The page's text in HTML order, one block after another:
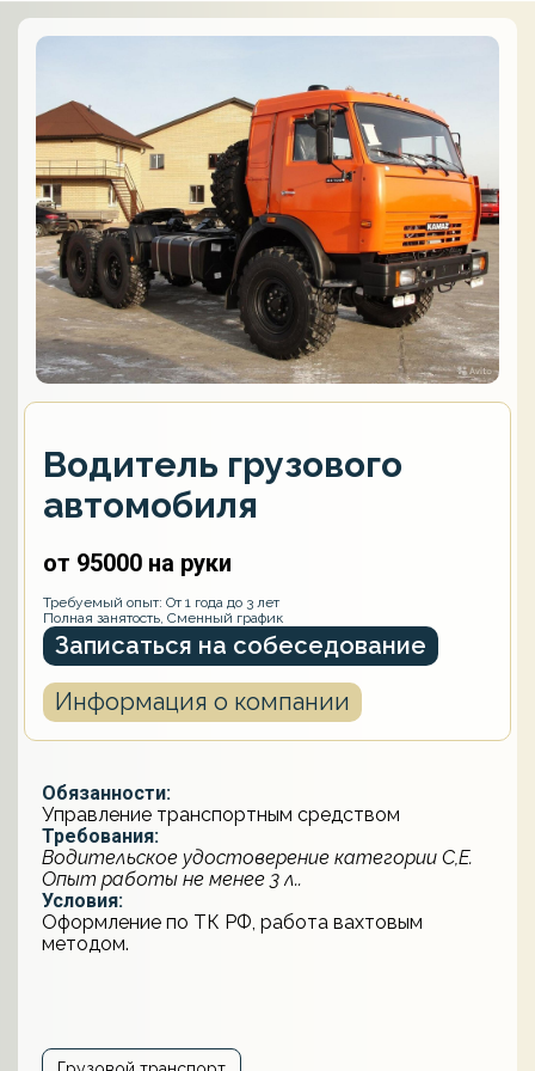
Водитель грузового
автомобиля
от 95000 на руки
Требуемый опыт: От 1 года до 3 лет
Полная занятость, Сменный график
Записаться на собеседование
Информация о компании
Обязанности:
Управление транспортным средством
Требования:
Водительское удостоверение категории С,Е.
Опыт работы не менее 3 л..
Условия:
Оформление по ТК РФ, работа вахтовым
методом.